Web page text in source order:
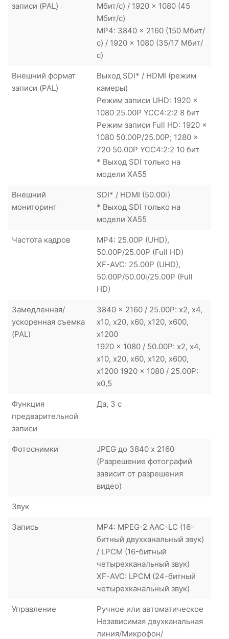
записи (PAL)
Мбит/с) / 1920 x 1080 (45
Мбит/с)
MP4: 3840 x 2160 (150 Мбит/
с) / 1920 x 1080 (35/17 Мбит/
с)
Внешний формат
записи (PAL)
Выход SDI* / HDMI (режим
камеры)
Режим записи UHD: 1920 x
1080 25.00P YCC4:2:2 8 бит
Режим записи Full HD: 1920 x
1080 50.00P/25.00P; 1280 x
720 50.00P YCC4:2:2 10 бит
* Выход SDI только на
модели XA55
Внешний
мониторинг
SDI* / HDMI (50.00i)
* Выход SDI только на
модели XA55
Частота кадров
MP4: 25.00P (UHD),
50.00P/25.00P (Full HD)
XF-AVC: 25.00P (UHD),
50.00P/50.00i/25.00P (Full
HD)
Замедленная/
ускоренная съемка
(PAL)
3840 x 2160 / 25.00P: x2, x4,
x10, x20, x60, x120, x600,
x1200
1920 x 1080 / 50.00P: x2, x4,
x10, x20, x60, x120, x600,
x1200 1920 x 1080 / 25.00P:
x0,5
Функция
предварительной
записи
Да, 3 с
Фотоснимки
JPEG до 3840 x 2160
(Разрешение фотографий
зависит от разрешения
видео)
Звук
Запись
MP4: MPEG-2 AAC-LC (16-
битный двухканальный звук)
/ LPCM (16-битный
четырехканальный звук)
XF-AVC: LPCM (24-битный
четырехканальный звук)
Управление
Ручное или автоматическое
Независимая двухканальная
линия/Микрофон/